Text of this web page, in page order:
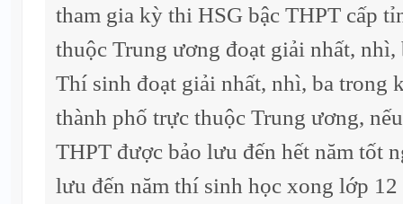
tham gia kỳ thi HSG bậc THPT cấp
thuộc Trung ương đoạt giải nhất, nhì,
Thí sinh đoạt giải nhất, nhì, ba trong
thành phố trực thuộc Trung ương,
THPT được bảo lưu đến hết năm tốt
lưu đến năm thí sinh học xong lớp